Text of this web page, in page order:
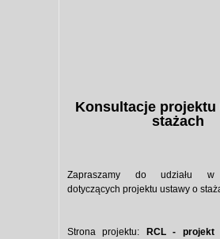
Konsultacje projektu
stażach
Zapraszamy do udziału w
dotyczących projektu ustawy o
Strona projektu: RCL - projekt